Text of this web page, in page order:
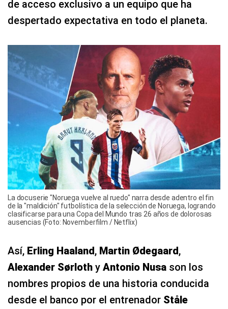
de acceso exclusivo a un equipo que ha
despertado expectativa en todo el planeta.
La docuserie "Noruega vuelve al ruedo" narra desde adentro el fin
de la "maldición" futbolística de la selección de Noruega, logrando
clasificarse para una Copa del Mundo tras 26 años de dolorosas
ausencias (Foto: Novemberfilm / Netflix)
Así, Erling Haaland, Martin Ødegaard,
Alexander Sørloth y Antonio Nusa son los
nombres propios de una historia conducida
desde el banco por el entrenador Ståle